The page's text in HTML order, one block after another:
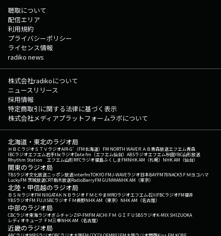
聴取について
配信エリア
利用規約
プライバシーポリシー
ライセンス情報
radiko news
株式会社radikoについて
ニュースリリース
採用情報
特定商取引に関する法律に基づく表示
株式会社メディアプラットフォームラボについて
北海道・東北のラジオ局
ＨＢＣラジオＳＴＶラジオAIR-G'（FM北海道） FM NORTH WAVEＲＡＢ青森放送エフエム青森
IBCラジオエフエム岩手tbcラジオDate fm（エフエム仙台） ABSラジオエフエム秋田YBC山形放送
Rhythm Station エフエム山形RFCラジオ福島ふくしまFMNHK AM（札幌） NHK AM（仙台）
関東のラジオ局
TBSラジオ文化放送ニッポン放送interfmTOKYO FMJ-WAVEラジオ日本BAYFM78NACK5 ＦＭヨコハマ
LuckyFM 茨城放送CRT栃木放送RadioBerryFM GUNMANHK AM（東京）
北陸・甲信越のラジオ局
ＢＳＮラジオFM NIIGATAＫＮＢラジオ ＦＭとやまMROラジオエフエム石川FBCラジオFM福井
YBSラジオFM FUJISBCラジオ ＦＭ長野NHK AM（東京） NHK AM（名古屋）
中部のラジオ局
CBCラジオ東海ラジオぎふチャンZIP-FMFM AICHI ＦＭ ＧＩＦＵ SBSラジオK-MIX SHIZUOKA
レディオキューブ ＦＭ三重NHK AM（名古屋）
近畿のラジオ局